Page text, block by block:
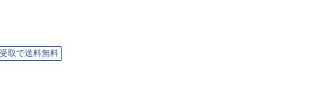
取で送料無料